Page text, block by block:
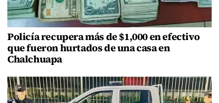
Policía recupera más de $1,000 en efectivo
que fueron hurtados de una casa en
Chalchuapa